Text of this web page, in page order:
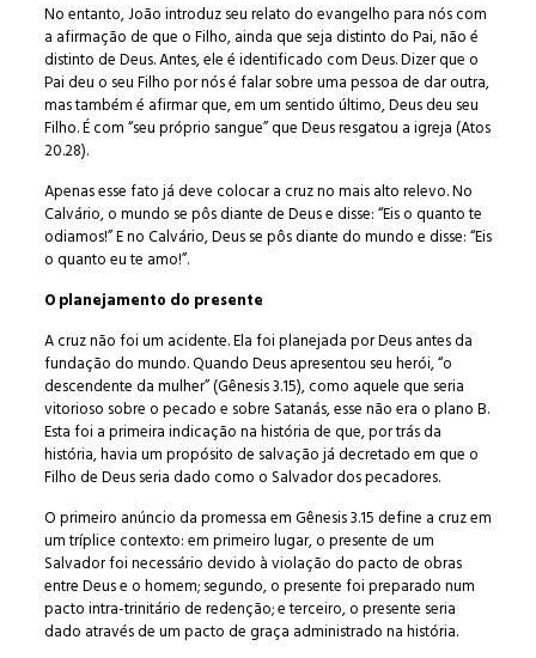
No entanto, João introduz seu relato do evangelho para nós com
a afirmação de que o Filho, ainda que seja distinto do Pai, não é
distinto de Deus. Antes, ele é identificado com Deus. Dizer que o
Pai deu o seu Filho por nós é falar sobre uma pessoa de dar outra,
mas também é afirmar que, em um sentido último, Deus deu seu
Filho. É com “seu próprio sangue” que Deus resgatou a igreja (Atos
20.28).
Apenas esse fato já deve colocar a cruz no mais alto relevo. No
Calvário, o mundo se pôs diante de Deus e disse: “Eis o quanto te
odiamos!” E no Calvário, Deus se pôs diante do mundo e disse: “Eis
o quanto eu te amo!”.
O planejamento do presente
A cruz não foi um acidente. Ela foi planejada por Deus antes da
fundação do mundo. Quando Deus apresentou seu herói, “o
descendente da mulher” (Gênesis 3.15), como aquele que seria
vitorioso sobre o pecado e sobre Satanás, esse não era o plano B.
Esta foi a primeira indicação na história de que, por trás da
história, havia um propósito de salvação já decretado em que o
Filho de Deus seria dado como o Salvador dos pecadores.
O primeiro anúncio da promessa em Gênesis 3.15 define a cruz em
um tríplice contexto: em primeiro lugar, o presente de um
Salvador foi necessário devido à violação do pacto de obras
entre Deus e o homem; segundo, o presente foi preparado num
pacto intra-trinitário de redenção; e terceiro, o presente seria
dado através de um pacto de graça administrado na história.